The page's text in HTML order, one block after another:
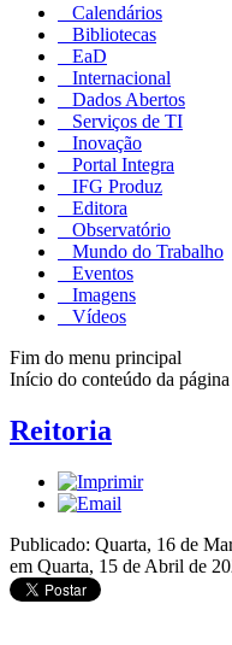
Calendários
Bibliotecas
EaD
Internacional
Dados Abertos
Serviços de TI
Inovação
Portal Integra
IFG Produz
Editora
Observatório
Mundo do Trabalho
Eventos
Imagens
Vídeos
Fim do menu principal
Início do conteúdo da página
Reitoria
Publicado: Quarta, 16 de
em Quarta, 15 de Abril de